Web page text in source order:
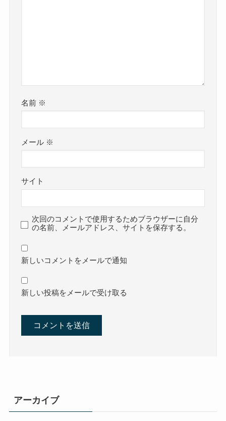
名前 ※
メール ※
サイト
次回のコメントで使用するためブラウザーに自分
の名前、メールアドレス、サイトを保存する。
新しいコメントをメールで通知
新しい投稿をメールで受け取る
アーカイブ